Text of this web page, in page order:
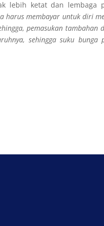
lebih ketat dan lembaga
harus membayar untuk diri
pemasukan tambahan
sehingga suku bunga